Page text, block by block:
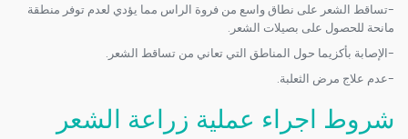
-تساقط الشعر على نطاق واسع من فروة الراس مما يؤدي لعدم توفر منطقة
مانحة للحصول على بصيلات الشعر.
-الإصابة بأكزيما حول المناطق التي تعاني من تساقط الشعر.
-عدم علاج مرض الثعلبة.
شروط اجراء عملية زراعة الشعر